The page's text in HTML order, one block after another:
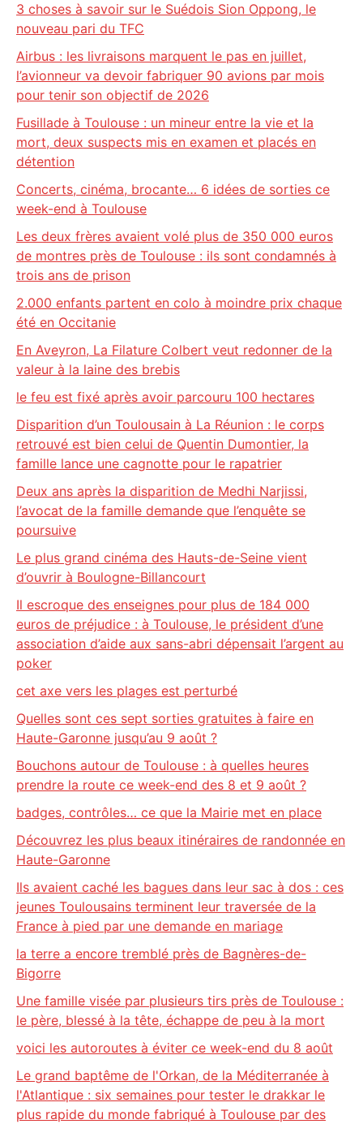
3 choses à savoir sur le Suédois Sion Oppong, le
nouveau pari du TFC
Airbus : les livraisons marquent le pas en juillet,
l’avionneur va devoir fabriquer 90 avions par mois
pour tenir son objectif de 2026
Fusillade à Toulouse : un mineur entre la vie et la
mort, deux suspects mis en examen et placés en
détention
Concerts, cinéma, brocante… 6 idées de sorties ce
week-end à Toulouse
Les deux frères avaient volé plus de 350 000 euros
de montres près de Toulouse : ils sont condamnés à
trois ans de prison
2.000 enfants partent en colo à moindre prix chaque
été en Occitanie
En Aveyron, La Filature Colbert veut redonner de la
valeur à la laine des brebis
le feu est fixé après avoir parcouru 100 hectares
Disparition d’un Toulousain à La Réunion : le corps
retrouvé est bien celui de Quentin Dumontier, la
famille lance une cagnotte pour le rapatrier
Deux ans après la disparition de Medhi Narjissi,
l’avocat de la famille demande que l’enquête se
poursuive
Le plus grand cinéma des Hauts-de-Seine vient
d’ouvrir à Boulogne-Billancourt
Il escroque des enseignes pour plus de 184 000
euros de préjudice : à Toulouse, le président d’une
association d’aide aux sans-abri dépensait l’argent au
poker
cet axe vers les plages est perturbé
Quelles sont ces sept sorties gratuites à faire en
Haute-Garonne jusqu’au 9 août ?
Bouchons autour de Toulouse : à quelles heures
prendre la route ce week-end des 8 et 9 août ?
badges, contrôles… ce que la Mairie met en place
Découvrez les plus beaux itinéraires de randonnée en
Haute-Garonne
Ils avaient caché les bagues dans leur sac à dos : ces
jeunes Toulousains terminent leur traversée de la
France à pied par une demande en mariage
la terre a encore tremblé près de Bagnères-de-
Bigorre
Une famille visée par plusieurs tirs près de Toulouse :
le père, blessé à la tête, échappe de peu à la mort
voici les autoroutes à éviter ce week-end du 8 août
Le grand baptême de l'Orkan, de la Méditerranée à
l'Atlantique : six semaines pour tester le drakkar le
plus rapide du monde fabriqué à Toulouse par des